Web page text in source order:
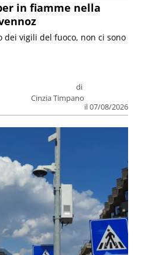
in fiamme nella
di
Cinzia Timpano
il 07/08/2026
dei vigili del fuoco, non ci sono